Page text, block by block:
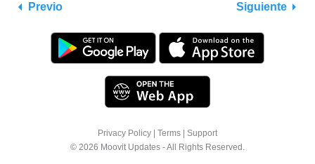
Previo Siguiente
Privacy Policy Terms
Support
© 2026 Moovit Updates - All Rights Reserved.